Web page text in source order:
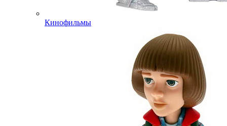
Кинофильмы